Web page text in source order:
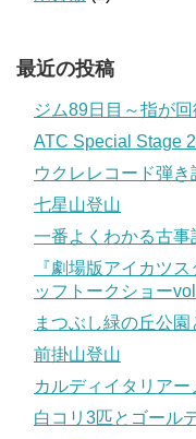
最近の投稿
ジム89日目～指が
ATC Special Stage
ウクレレコード弾き
七星山登山
一番よくわかる古事
『劇場版アイカツ
ッフトークショー
まつぶし緑の丘公
前掛山登山
カルディイタリアー
白コリ3匹とゴール